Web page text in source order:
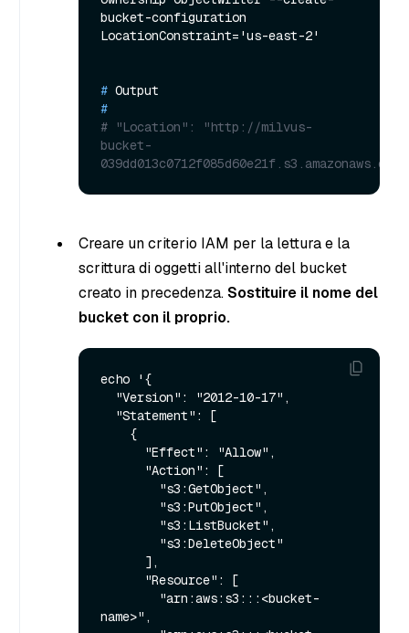
bucket-configuration
# Output
#
# "Location": "http://milvus-
bucket-
Creare un criterio IAM per la lettura e la
scrittura di oggetti all'interno del bucket
creato in precedenza.Sostituire il nome del
bucket con il proprio.
echo '{
name>",